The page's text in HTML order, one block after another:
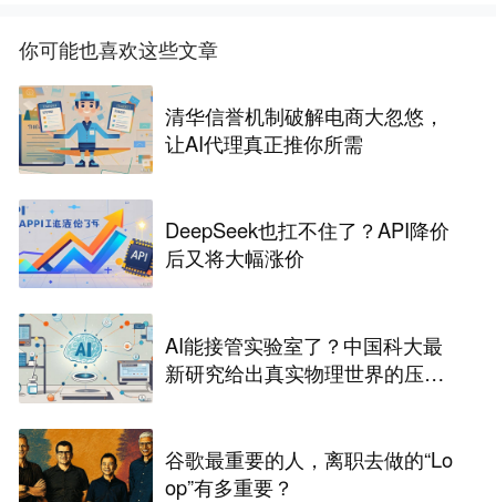
你可能也喜欢这些文章
清华信誉机制破解电商大忽悠，
让AI代理真正推你所需
DeepSeek也扛不住了？API降价
后又将大幅涨价
AI能接管实验室了？中国科大最
新研究给出真实物理世界的压力
谷歌最重要的人，离职去做的“Lo
op”有多重要？